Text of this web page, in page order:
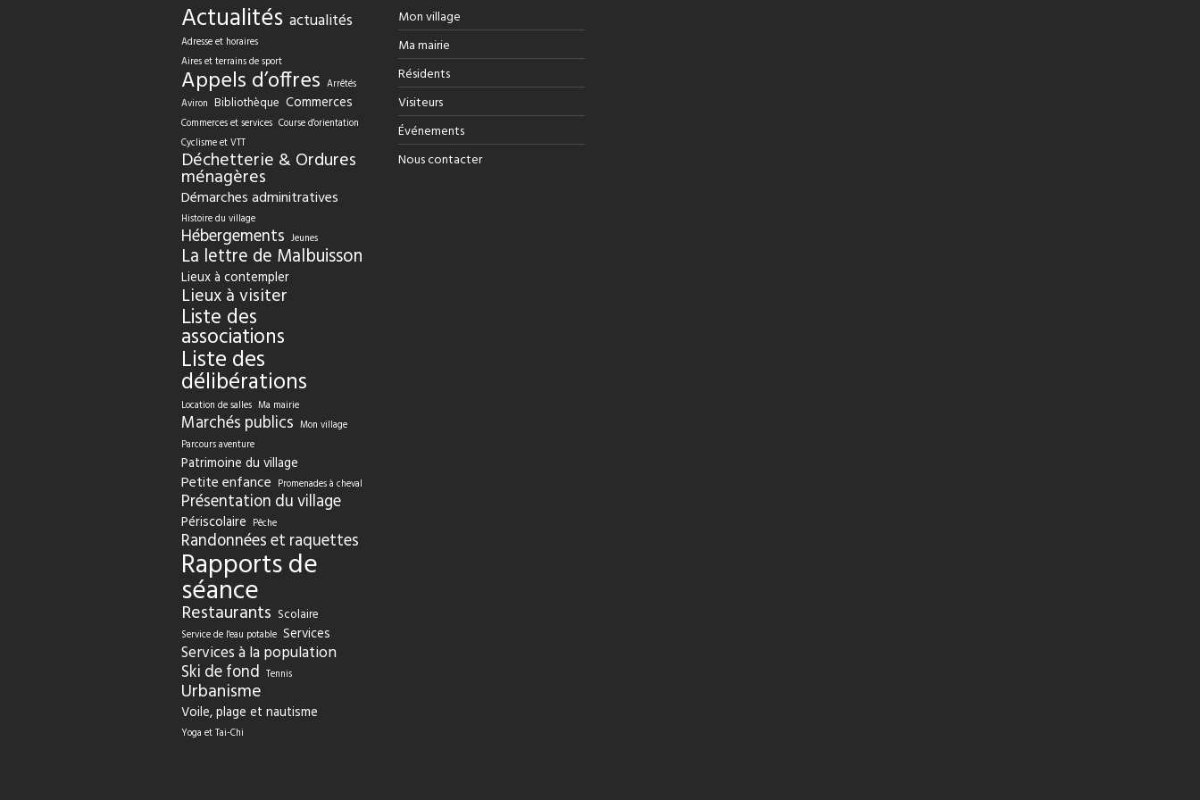
Actualités actualités
Adresse et horaires
Aires et terrains de sport
Appels d’offres Arrêtés
Aviron Bibliothèque Commerces
Commerces et services Course d'orientation
Cyclisme et VTT
Déchetterie & Ordures
ménagères
Démarches adminitratives
Histoire du village
Hébergements Jeunes
La lettre de Malbuisson
Lieux à contempler
Lieux à visiter
Liste des
associations
Liste des
délibérations
Location de salles Ma mairie
Marchés publics Mon village
Parcours aventure
Patrimoine du village
Petite enfance Promenades à cheval
Présentation du village
Périscolaire Pêche
Randonnées et raquettes
Rapports de
séance
Restaurants Scolaire
Service de l'eau potable Services
Services à la population
Ski de fond Tennis
Urbanisme
Voile, plage et nautisme
Yoga et Tai-Chi
Mon village
Ma mairie
Résidents
Visiteurs
Événements
Nous contacter